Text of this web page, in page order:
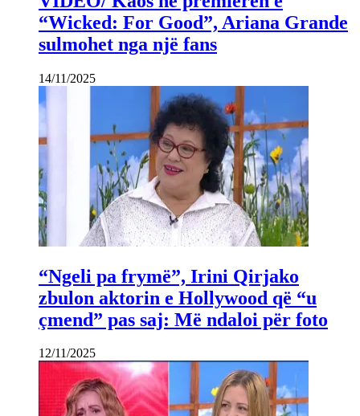
“Wicked: For Good”, Ariana Grande
sulmohet nga një fans
14/11/2025
“Ngeli pa frymë”, Irini Qirjako
zbulon aktorin e Hollywood që “u
çmend” pas saj: Më ndaloi për foto
12/11/2025